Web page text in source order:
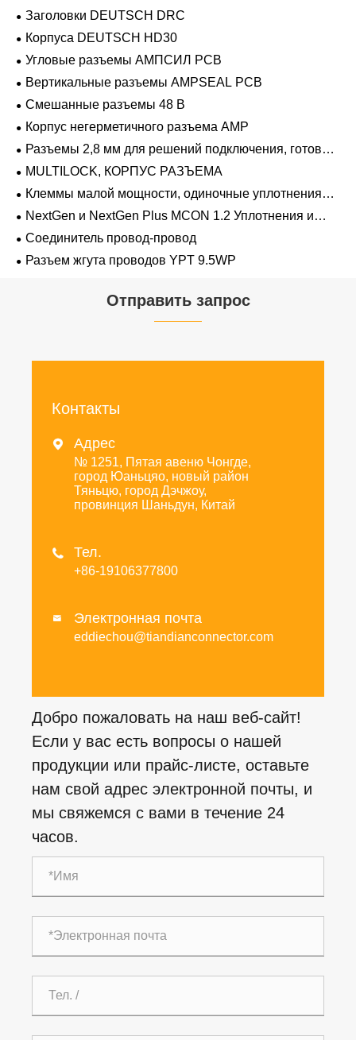
Заголовки DEUTSCH DRC
Корпуса DEUTSCH HD30
Угловые разъемы АМПСИЛ PCB
Вертикальные разъемы AMPSEAL PCB
Смешанные разъемы 48 В
Корпус негерметичного разъема AMP
Разъемы 2,8 мм для решений подключения, готовых
к напряжению 48 В
MULTILOCK, КОРПУС РАЗЪЕМА
Клеммы малой мощности, одиночные уплотнения
проводов 1,2 мм-2,8 мм
NextGen и NextGen Plus MCON 1.2 Уплотнения и
заглушки для полостей с одинарной проволокой с
замком-копьем
Соединитель провод-провод
Разъем жгута проводов YPT 9.5WP
Отправить запрос
Контакты
 Адрес
№ 1251, Пятая авеню Чонгде,
город Юаньцяо, новый район
Тяньцю, город Дэчжоу,
провинция Шаньдун, Китай
 Тел.
+86-19106377800
 Электронная почта
eddiechou@tiandianconnector.com
Добро пожаловать на наш веб-сайт!
Если у вас есть вопросы о нашей
продукции или прайс-листе, оставьте
нам свой адрес электронной почты, и
мы свяжемся с вами в течение 24
часов.